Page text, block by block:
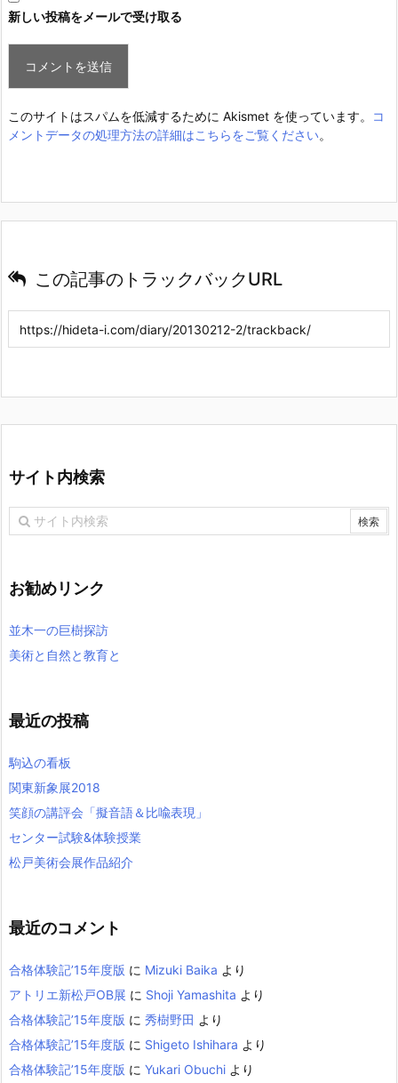
新しい投稿をメールで受け取る
このサイトはスパムを低減するために Akismet を使っています。
コ
メントデータの処理方法の詳細はこちらをご覧ください。
この記事のトラックバックURL
サイト内検索
お勧めリンク
並木一の巨樹探訪
美術と自然と教育と
最近の投稿
駒込の看板
関東新象展2018
笑顔の講評会「擬音語＆比喩表現」
センター試験&体験授業
松戸美術会展作品紹介
最近のコメント
合格体験記’15年度版 に Mizuki Baika より
アトリエ新松戸OB展 に Shoji Yamashita より
合格体験記’15年度版 に 秀樹野田 より
合格体験記’15年度版 に Shigeto Ishihara より
合格体験記’15年度版 に Yukari Obuchi より